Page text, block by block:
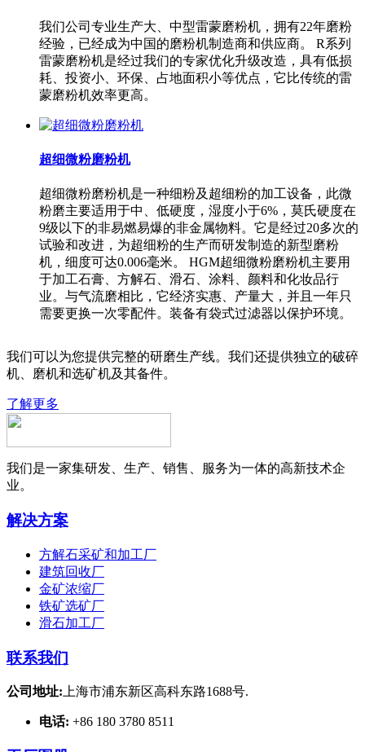
我们公司专业生产大、中型雷蒙磨粉机，拥有22年磨粉
经验，已经成为中国的磨粉机制造商和供应商。 R系列
雷蒙磨粉机是经过我们的专家优化升级改造，具有低损
耗、投资小、环保、占地面积小等优点，它比传统的雷
蒙磨粉机效率更高。
超细微粉磨粉机
超细微粉磨粉机是一种细粉及超细粉的加工设备，此微
粉磨主要适用于中、低硬度，湿度小于6%，莫氏硬度在
9级以下的非易燃易爆的非金属物料。它是经过20多次的
试验和改进，为超细粉的生产而研发制造的新型磨粉
机，细度可达0.006毫米。 HGM超细微粉磨粉机主要用
于加工石膏、方解石、滑石、涂料、颜料和化妆品行
业。与气流磨相比，它经济实惠、产量大，并且一年只
需要更换一次零配件。装备有袋式过滤器以保护环境。
我们可以为您提供完整的研磨生产线。我们还提供独立的破碎
机、磨机和选矿机及其备件。
了解更多
我们是一家集研发、生产、销售、服务为一体的高新技术企
业。
解决方案
方解石采矿和加工厂
建筑回收厂
金矿浓缩厂
铁矿选矿厂
滑石加工厂
联系我们
公司地址: 上海市浦东新区高科东路1688号.
电话: +86 180 3780 8511